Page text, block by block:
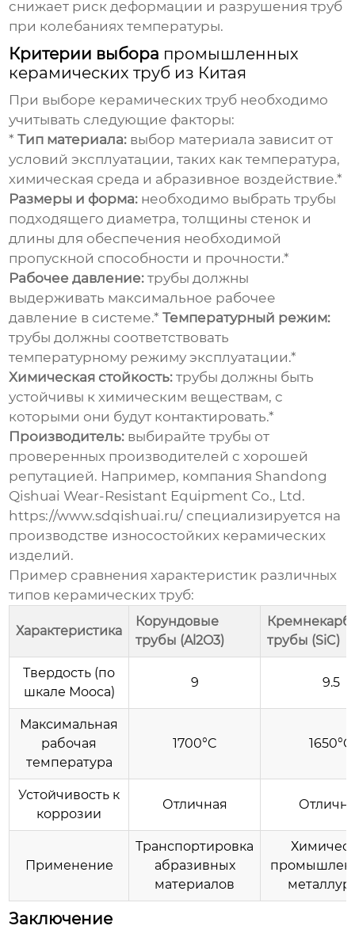
снижает риск деформации и разрушения труб
при колебаниях температуры.
Критерии выбора промышленных
керамических труб из Китая
При выборе керамических труб необходимо
учитывать следующие факторы:
*Тип материала: выбор материала зависит от
условий эксплуатации, таких как температура,
химическая среда и абразивное воздействие.*
Размеры и форма: необходимо выбрать трубы
подходящего диаметра, толщины стенок и
длины для обеспечения необходимой
пропускной способности и прочности.*
Рабочее давление: трубы должны
выдерживать максимальное рабочее
давление в системе.*Температурный режим:
трубы должны соответствовать
температурному режиму эксплуатации.*
Химическая стойкость: трубы должны быть
устойчивы к химическим веществам, с
которыми они будут контактировать.*
Производитель: выбирайте трубы от
проверенных производителей с хорошей
репутацией. Например, компания Shandong
Qishuai Wear-Resistant Equipment Co., Ltd.
https://www.sdqishuai.ru/ специализируется на
производстве износостойких керамических
изделий.
Пример сравнения характеристик различных
типов керамических труб:
Характеристика
Корундовые
трубы (Al2O3)
трубы (SiC)
Твердость (по
шкале Мооса)
9 9.5
Максимальная
рабочая
температура
1700°C 1650°C
Устойчивость к
коррозии
Отличная
Применение
Транспортировка
абразивных
материалов
Заключение